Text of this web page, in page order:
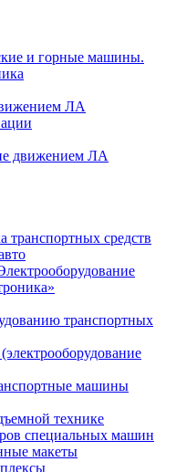
и горные машины.
ЛА
движением ЛА
транспортных средств
транспортных
машины
технике
специальных машин
макеты